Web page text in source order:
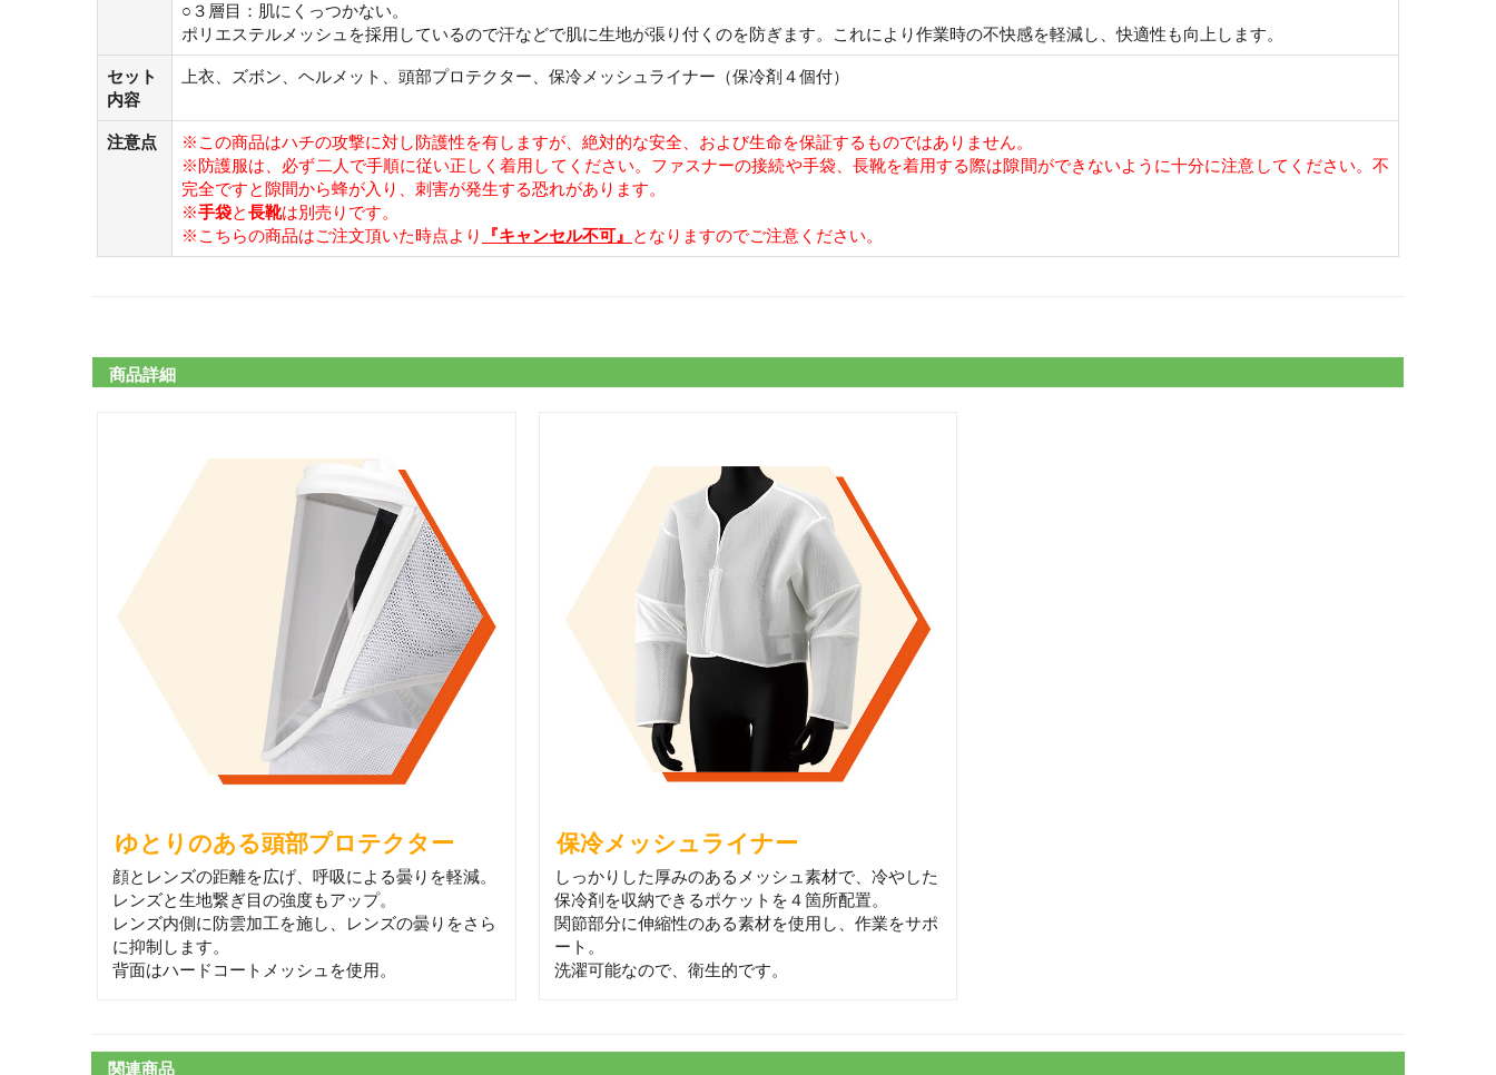
○３層目：肌にくっつかない。
ポリエステルメッシュを採用しているので汗などで肌に生地が張り付くのを防ぎます。これにより作業時の不快感を軽減し、快適性も向上します。
セット
内容
上衣、ズボン、ヘルメット、頭部プロテクター、保冷メッシュライナー（保冷剤４個付）
注意点
※この商品はハチの攻撃に対し防護性を有しますが、絶対的な安全、および生命を保証するものではありません。
※防護服は、必ず二人で手順に従い正しく着用してください。ファスナーの接続や手袋、長靴を着用する際は隙間ができないように十分に注意してください。不
完全ですと隙間から蜂が入り、刺害が発生する恐れがあります。
※手袋と長靴は別売りです。
※こちらの商品はご注文頂いた時点より
『キャンセル不可』 となりますのでご注意ください。
商品詳細
ゆとりのある頭部プロテクター
顔とレンズの距離を広げ、呼吸による曇りを軽減。
レンズと生地繋ぎ目の強度もアップ。
レンズ内側に防雲加工を施し、レンズの曇りをさら
に抑制します。
背面はハードコートメッシュを使用。
保冷メッシュライナー
しっかりした厚みのあるメッシュ素材で、冷やした
保冷剤を収納できるポケットを４箇所配置。
関節部分に伸縮性のある素材を使用し、作業をサポ
ート。
洗濯可能なので、衛生的です。
関連商品